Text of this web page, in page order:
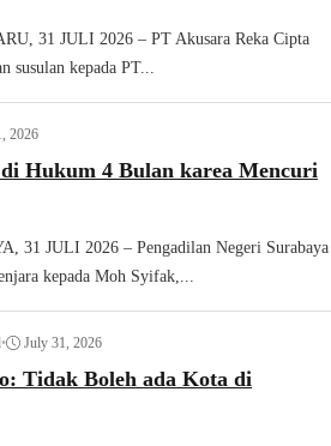
31 JULI 2026 – PT Akusara Reka Cipta
susulan kepada PT...
2026
Hukum 4 Bulan karea Mencuri
31 JULI 2026 – Pengadilan Negeri Surabaya
kepada Moh Syifak,...
• July 31, 2026
Tidak Boleh ada Kota di